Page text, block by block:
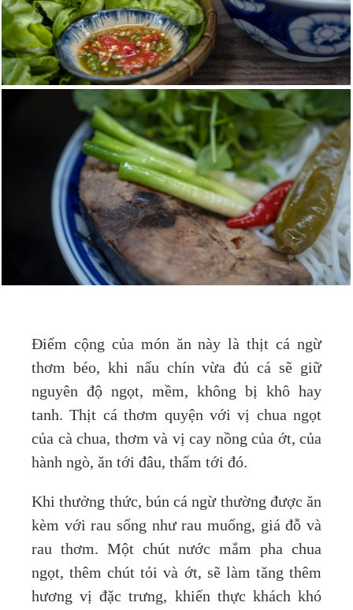
Điểm cộng của món ăn này là thịt cá ngừ
thơm béo, khi nấu chín vừa đủ cá sẽ giữ
nguyên độ ngọt, mềm, không bị khô hay
tanh. Thịt cá thơm quyện với vị chua ngọt
của cà chua, thơm và vị cay nồng của ớt, của
hành ngò, ăn tới đâu, thấm tới đó.
Khi thưởng thức, bún cá ngừ thường được ăn
kèm với rau sống như rau muống, giá đỗ và
rau thơm. Một chút nước mắm pha chua
ngọt, thêm chút tỏi và ớt, sẽ làm tăng thêm
hương vị đặc trưng, khiến thực khách khó